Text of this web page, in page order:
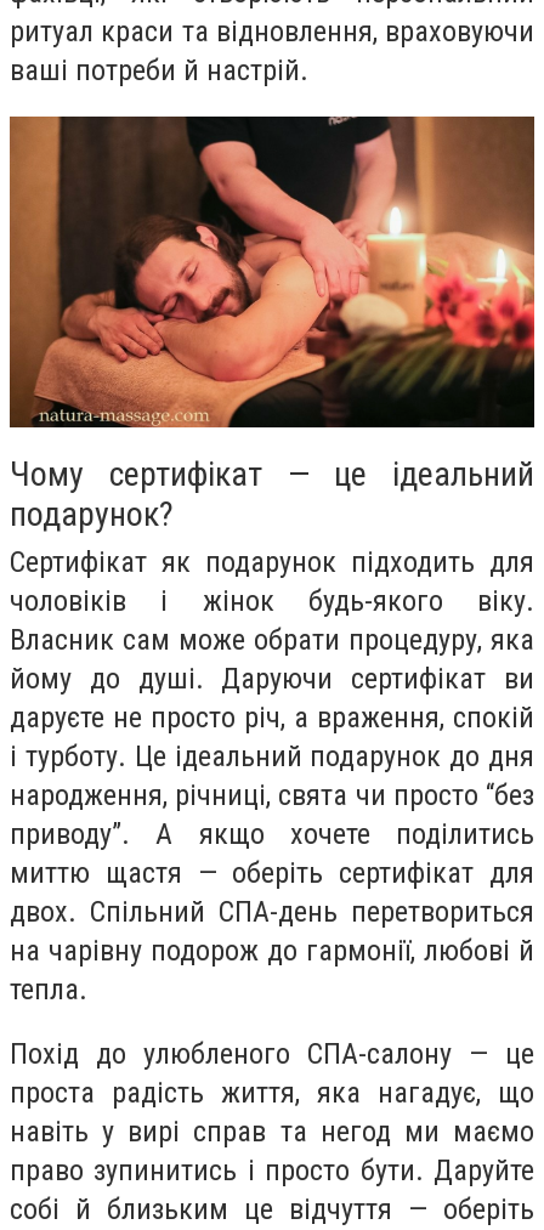
ритуал краси та відновлення, враховуючи
ваші потреби й настрій.
Чому сертифікат — це ідеальний
подарунок?
Сертифікат як подарунок підходить для
чоловіків і жінок будь-якого віку.
Власник сам може обрати процедуру, яка
йому до душі. Даруючи сертифікат ви
даруєте не просто річ, а враження, спокій
і турботу. Це ідеальний подарунок до дня
народження, річниці, свята чи просто “без
приводу”. А якщо хочете поділитись
миттю щастя — оберіть сертифікат для
двох. Спільний СПА-день перетвориться
на чарівну подорож до гармонії, любові й
тепла.
Похід до улюбленого СПА-салону — це
проста радість життя, яка нагадує, що
навіть у вирі справ та негод ми маємо
право зупинитись і просто бути. Даруйте
собі й близьким це відчуття — оберіть